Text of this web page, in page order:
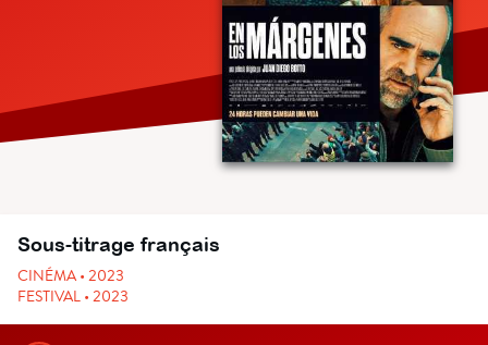
Sous-titrage français
CINÉMA • 2023
FESTIVAL • 2023